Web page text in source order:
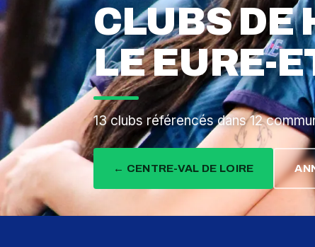
CLUBS DE
LE EURE-
13 clubs référencés dans 12
← CENTRE-VAL DE LOIRE